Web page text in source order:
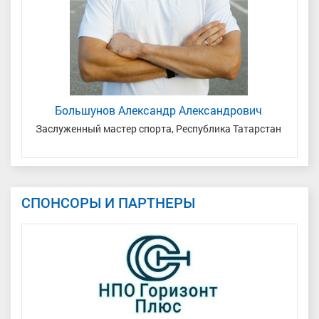
Большунов Александр Александрович
Заслуженный мастер спорта, Республика Татарстан
СПОНСОРЫ И ПАРТНЕРЫ